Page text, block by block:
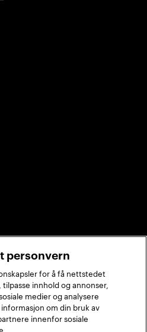
TikTok
personvern
for å få nettstedet
innhold og annonser,
medier og analysere
om din bruk av
innenfor sosiale